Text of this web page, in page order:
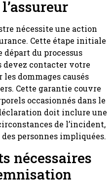
nécessite une action
Cette étape initiale
du processus
devez contacter votre
dommages causés
Cette garantie couvre
occasionnés dans le
doit inclure une
de l’incident,
personnes impliquées.
nécessaires